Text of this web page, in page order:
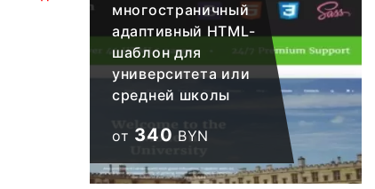
многостраничный
адаптивный HTML-
шаблон для
университета или
средней школы
от 340 BYN